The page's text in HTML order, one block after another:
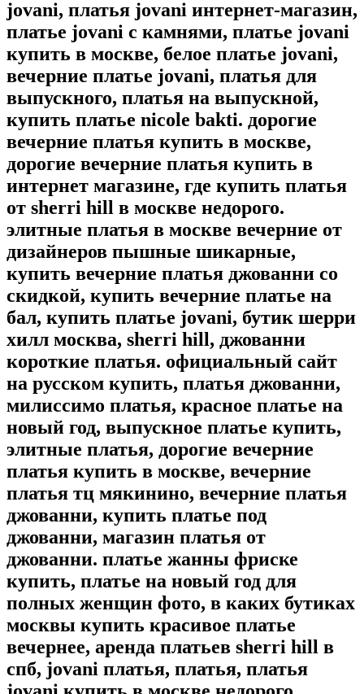
jovani, платья jovani интернет-магазин,
платье jovani с камнями, платье jovani
купить в москве, белое платье jovani,
вечерние платье jovani, платья для
выпускного, платья на выпускной,
купить платье nicole bakti. дорогие
вечерние платья купить в москве,
дорогие вечерние платья купить в
интернет магазине, где купить платья
от sherri hill в москве недорого.
элитные платья в москве вечерние от
дизайнеров пышные шикарные,
купить вечерние платья джованни со
скидкой, купить вечерние платье на
бал, купить платье jovani, бутик шерри
хилл москва, sherri hill, джованни
короткие платья. официальный сайт
на русском купить, платья джованни,
милиссимо платья, красное платье на
новый год, выпускное платье купить,
элитные платья, дорогие вечерние
платья купить в москве, вечерние
платья тц мякинино, вечерние платья
джованни, купить платье под
джованни, магазин платья от
джованни. платье жанны фриске
купить, платье на новый год для
полных женщин фото, в каких бутиках
москвы купить красивое платье
вечернее, аренда платьев sherri hill в
спб, jovani платья, платья, платья